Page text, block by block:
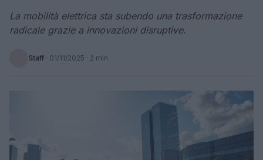
La mobilità elettrica sta subendo una trasformazione
radicale grazie a innovazioni disruptive.
Staff · 01/11/2025 · 2 min